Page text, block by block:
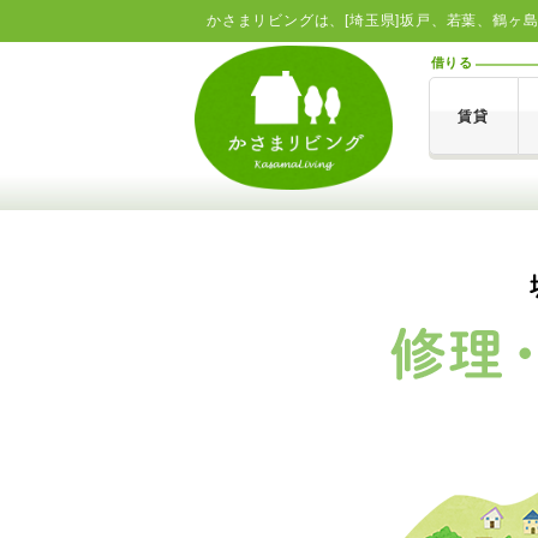
かさまリビングは、[埼玉県]坂戸、若葉、鶴ヶ
借りる
賃貸